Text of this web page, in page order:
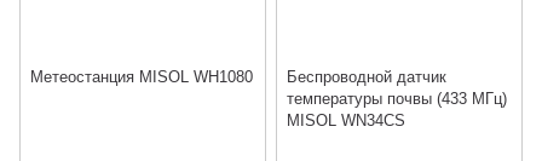
Метеостанция MISOL WH1080
Беспроводной датчик
температуры почвы (433 МГц)
MISOL WN34CS